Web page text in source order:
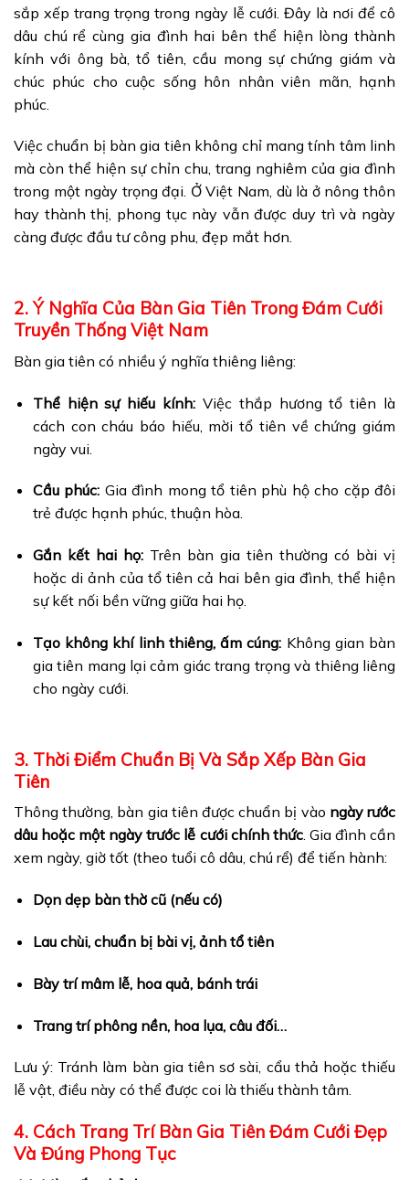
sắp xếp trang trọng trong ngày lễ cưới. Đây là nơi để cô
dâu chú rể cùng gia đình hai bên thể hiện lòng thành
kính với ông bà, tổ tiên, cầu mong sự chứng giám và
chúc phúc cho cuộc sống hôn nhân viên mãn, hạnh
phúc.
Việc chuẩn bị bàn gia tiên không chỉ mang tính tâm linh
mà còn thể hiện sự chỉn chu, trang nghiêm của gia đình
trong một ngày trọng đại. Ở Việt Nam, dù là ở nông thôn
hay thành thị, phong tục này vẫn được duy trì và ngày
càng được đầu tư công phu, đẹp mắt hơn.
2. Ý Nghĩa Của Bàn Gia Tiên Trong Đám Cưới
Truyền Thống Việt Nam
Bàn gia tiên có nhiều ý nghĩa thiêng liêng:
Thể hiện sự hiếu kính: Việc thắp hương tổ tiên là
cách con cháu báo hiếu, mời tổ tiên về chứng giám
ngày vui.
Cầu phúc: Gia đình mong tổ tiên phù hộ cho cặp đôi
trẻ được hạnh phúc, thuận hòa.
Gắn kết hai họ:Trên bàn gia tiên thường có bài vị
hoặc di ảnh của tổ tiên cả hai bên gia đình, thể hiện
sự kết nối bền vững giữa hai họ.
Tạo không khí linh thiêng, ấm cúng: Không gian bàn
gia tiên mang lại cảm giác trang trọng và thiêng liêng
cho ngày cưới.
3. Thời Điểm Chuẩn Bị Và Sắp Xếp Bàn Gia
Tiên
Thông thường, bàn gia tiên được chuẩn bị vào ngày rước
dâu hoặc một ngày trước lễ cưới chính thức. Gia đình cần
xem ngày, giờ tốt (theo tuổi cô dâu, chú rể) để tiến hành:
Dọn dẹp bàn thờ cũ (nếu có)
Lau chùi, chuẩn bị bài vị, ảnh tổ tiên
Bày trí mâm lễ, hoa quả, bánh trái
Trang trí phông nền, hoa lụa, câu đối…
Lưu ý: Tránh làm bàn gia tiên sơ sài, cẩu thả hoặc thiếu
lễ vật, điều này có thể được coi là thiếu thành tâm.
4. Cách Trang Trí Bàn Gia Tiên Đám Cưới Đẹp
Và Đúng Phong Tục